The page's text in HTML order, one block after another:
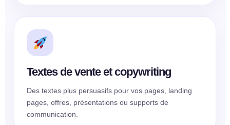
Textes de vente et copywriting
Des textes plus persuasifs pour vos pages, landing
pages, offres, présentations ou supports de
communication.